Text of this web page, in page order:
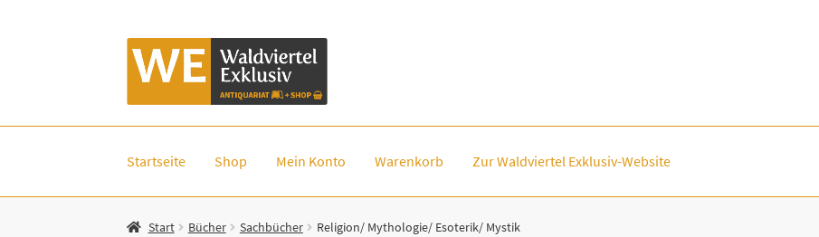
Zur
Navigation
Zum
Inhalt
Startseite Shop Mein Konto Warenkorb Zur Waldviertel Exklusiv-Website
Start Bücher Sachbücher Religion/ Mythologie/ Esoterik/ Mystik